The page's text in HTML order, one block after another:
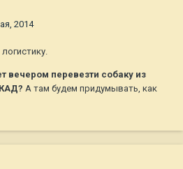
2014
вечером перевезти собаку из
А там будем придумывать, как